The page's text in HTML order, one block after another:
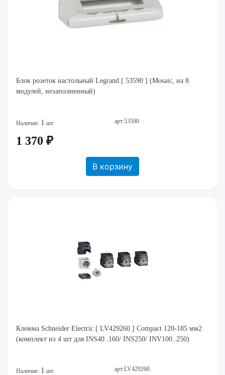
Блок розеток настольный Legrand [ 53590 ] (Mosaic, на 8
модулей, незаполненный)
Наличие: 1 шт. арт:53590
1 370 ₽
В корзину
Клемма Schneider Electric [ LV429260 ] Compact 120-185 мм2
(комплект из 4 шт для INS40..160/ INS250/ INV100..250)
Наличие: 1 шт. арт:LV429260